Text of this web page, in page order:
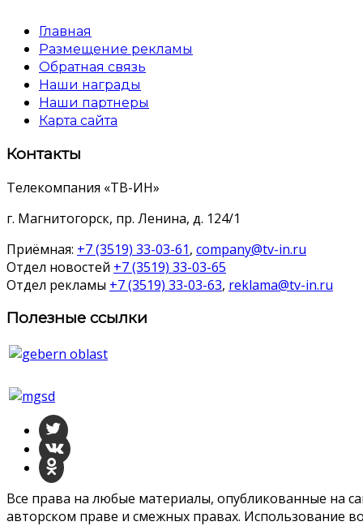
Главная
Размещение рекламы
Обратная связь
Наши награды
Наши партнеры
Карта сайта
Контакты
Телекомпания «ТВ-ИН»
г. Магнитогорск, пр. Ленина, д. 124/1
Приёмная: +7 (3519) 33-03-61, company@tv-in.ru
Отдел новостей +7 (3519) 33-03-65
Отдел рекламы +7 (3519) 33-03-63, reklama@tv-in.ru
Полезные ссылки
Все права на любые материалы, опубликованные на
авторском праве и смежных правах. Использование